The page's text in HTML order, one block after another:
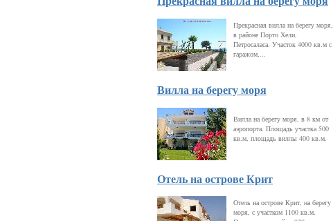
Прекрасная вилла на берегу моря,
в районе Порто Хели,
Петросаласа. Участок 4000 кв.м с
гаражом,...
Вилла на берегу моря
Вилла на берегу моря, в 8 км от
аэропорта. Площадь участка 500
кв.м, площадь виллы 400 кв.м.
Отель на острове Крит
Отель на острове Крит, на берегу
моря, с участком 1100 кв.м.